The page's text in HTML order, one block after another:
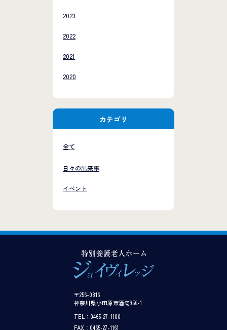
2023
2022
2021
2020
カテゴリ
全て
日々の出来事
イベント
〒256-0816
神奈川県小田原市酒匂956-1
TEL：0465-27-1100
FAX：0465-27-1161